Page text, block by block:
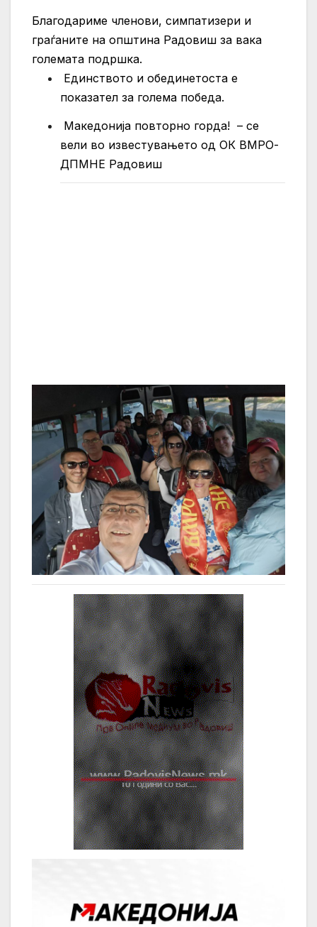
Благодариме членови, симпатизери и
граѓаните на општина Радовиш за вака
големата подршка.
Единството и обединетоста е
показател за голема победа.
Македонија повторно горда! – се
вели во известувањето од ОК ВМРО-
ДПМНЕ Радовиш